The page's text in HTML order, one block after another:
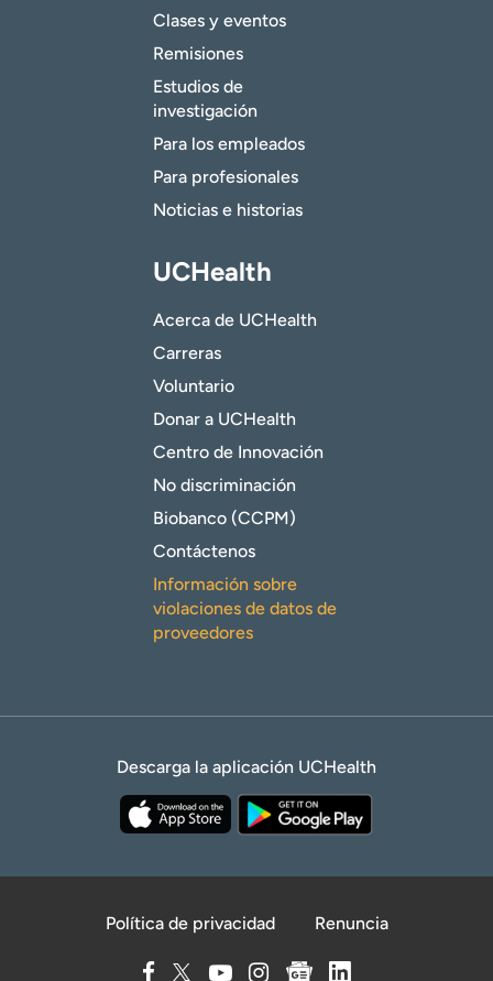
Clases y eventos
Remisiones
Estudios de
investigación
Para los empleados
Para profesionales
Noticias e historias
UCHealth
Acerca de UCHealth
Carreras
Voluntario
Donar a UCHealth
Centro de Innovación
No discriminación
Biobanco (CCPM)
Contáctenos
Información sobre
violaciones de datos de
proveedores
Descarga la aplicación UCHealth
Política de privacidad Renuncia